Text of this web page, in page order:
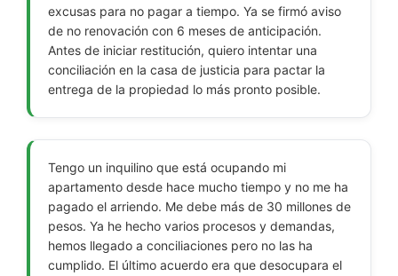
excusas para no pagar a tiempo. Ya se firmó aviso
de no renovación con 6 meses de anticipación.
Antes de iniciar restitución, quiero intentar una
conciliación en la casa de justicia para pactar la
entrega de la propiedad lo más pronto posible.
Tengo un inquilino que está ocupando mi
apartamento desde hace mucho tiempo y no me ha
pagado el arriendo. Me debe más de 30 millones de
pesos. Ya he hecho varios procesos y demandas,
hemos llegado a conciliaciones pero no las ha
cumplido. El último acuerdo era que desocupara el